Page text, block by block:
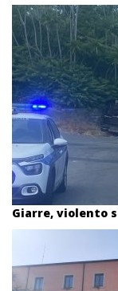
Giarre, violento